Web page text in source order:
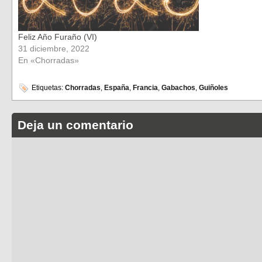
Feliz Año Furaño (VI)
31 diciembre, 2022
En «Chorradas»
Etiquetas: Chorradas, España, Francia, Gabachos, Guiñoles
Deja un comentario